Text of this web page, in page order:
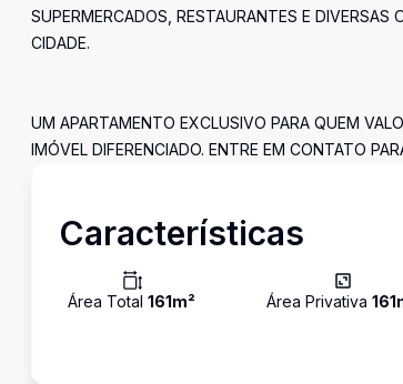
SUPERMERCADOS, RESTAURANTES E DIVERSAS
CIDADE.
UM APARTAMENTO EXCLUSIVO PARA QUEM
IMÓVEL DIFERENCIADO. ENTRE EM CONTATO
Características
Área Total 161m² Área Privativa 161